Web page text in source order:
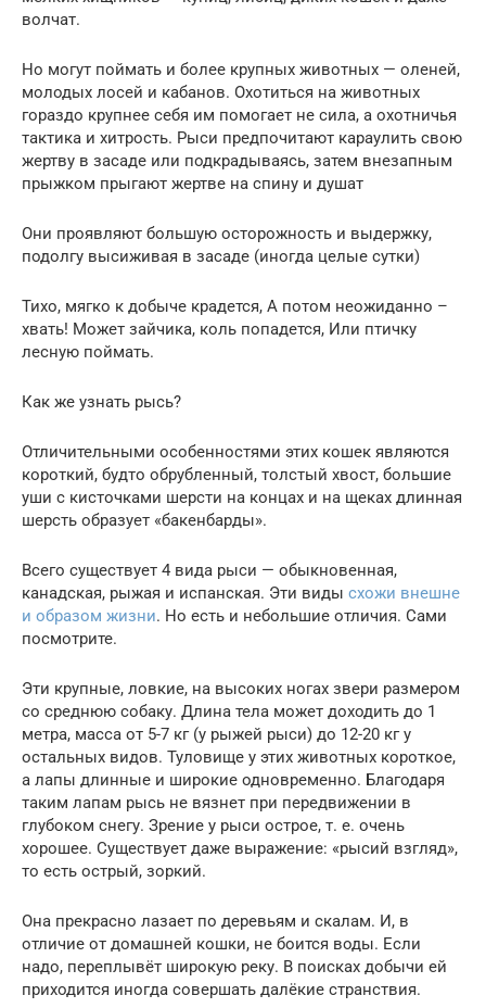
волчат.
Но могут поймать и более крупных животных — оленей,
молодых лосей и кабанов. Охотиться на животных
гораздо крупнее себя им помогает не сила, а охотничья
тактика и хитрость. Рыси предпочитают караулить свою
жертву в засаде или подкрадываясь, затем внезапным
прыжком прыгают жертве на спину и душат
Они проявляют большую осторожность и выдержку,
подолгу высиживая в засаде (иногда целые сутки)
Тихо, мягко к добыче крадется, А потом неожиданно –
хвать! Может зайчика, коль попадется, Или птичку
лесную поймать.
Как же узнать рысь?
Отличительными особенностями этих кошек являются
короткий, будто обрубленный, толстый хвост, большие
уши с кисточками шерсти на концах и на щеках длинная
шерсть образует «бакенбарды».
Всего существует 4 вида рыси — обыкновенная,
канадская, рыжая и испанская. Эти виды схожи внешне
и образом жизни. Но есть и небольшие отличия. Сами
посмотрите.
Эти крупные, ловкие, на высоких ногах звери размером
со среднюю собаку. Длина тела может доходить до 1
метра, масса от 5-7 кг (у рыжей рыси) до 12-20 кг у
остальных видов. Туловище у этих животных короткое,
а лапы длинные и широкие одновременно. Благодаря
таким лапам рысь не вязнет при передвижении в
глубоком снегу. Зрение у рыси острое, т. е. очень
хорошее. Существует даже выражение: «рысий взгляд»,
то есть острый, зоркий.
Она прекрасно лазает по деревьям и скалам. И, в
отличие от домашней кошки, не боится воды. Если
надо, переплывёт широкую реку. В поисках добычи ей
приходится иногда совершать далёкие странствия.